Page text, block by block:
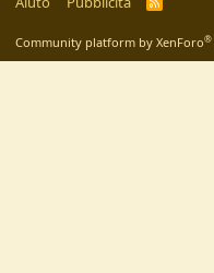
Community platform by XenForo®